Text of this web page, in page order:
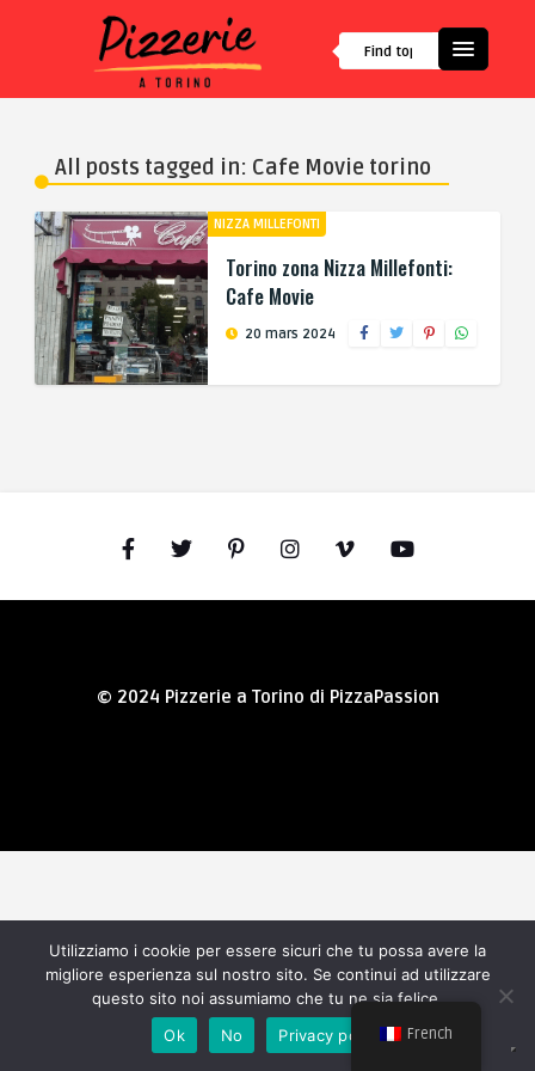
All posts tagged in: Cafe Movie torino
NIZZA MILLEFONTI
Torino zona Nizza Millefonti:
Cafe Movie
20 mars 2024
© 2024 Pizzerie a Torino di PizzaPassion
French
Utilizziamo i cookie per essere sicuri che tu possa avere la
migliore esperienza sul nostro sito. Se continui ad utilizzare
questo sito noi assumiamo che tu ne sia felice.
Ok
No Privacy policy